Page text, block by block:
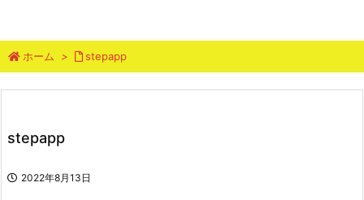
ホーム > stepapp
stepapp
2022年8月13日